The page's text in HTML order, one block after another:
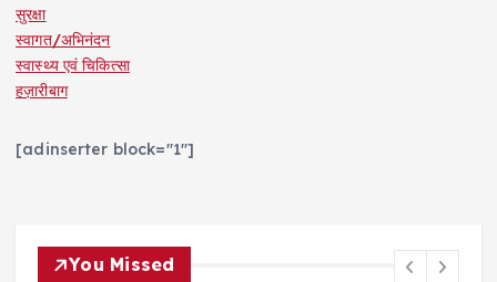
सुरक्षा
स्वागत/अभिनंदन
स्वास्थ्य एवं चिकित्सा
हज़ारीबाग
[adinserter block="1"]
You Missed